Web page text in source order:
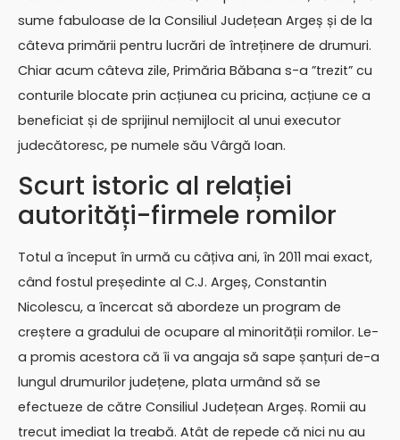
sume fabuloase de la Consiliul Județean Argeș și de la
câteva primării pentru lucrări de întreținere de drumuri.
Chiar acum câteva zile, Primăria Băbana s-a ”trezit” cu
conturile blocate prin acțiunea cu pricina, acțiune ce a
beneficiat și de sprijinul nemijlocit al unui executor
judecătoresc, pe numele său Vârgă Ioan.
Scurt istoric al relației
autorități-firmele romilor
Totul a început în urmă cu câțiva ani, în 2011 mai exact,
când fostul președinte al C.J. Argeș, Constantin
Nicolescu, a încercat să abordeze un program de
creștere a gradului de ocupare al minorității romilor. Le-
a promis acestora că îi va angaja să sape șanțuri de-a
lungul drumurilor județene, plata urmând să se
efectueze de către Consiliul Județean Argeș. Romii au
trecut imediat la treabă. Atât de repede că nici nu au